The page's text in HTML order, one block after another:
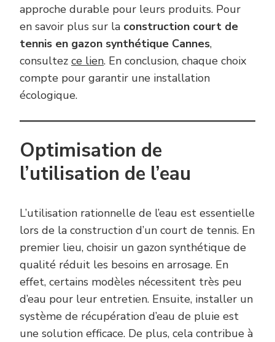
approche durable pour leurs produits. Pour
en savoir plus sur la construction court de
tennis en gazon synthétique Cannes,
consultez ce lien. En conclusion, chaque choix
compte pour garantir une installation
écologique.
Optimisation de
l’utilisation de l’eau
L’utilisation rationnelle de l’eau est essentielle
lors de la construction d’un court de tennis. En
premier lieu, choisir un gazon synthétique de
qualité réduit les besoins en arrosage. En
effet, certains modèles nécessitent très peu
d’eau pour leur entretien. Ensuite, installer un
système de récupération d’eau de pluie est
une solution efficace. De plus, cela contribue à